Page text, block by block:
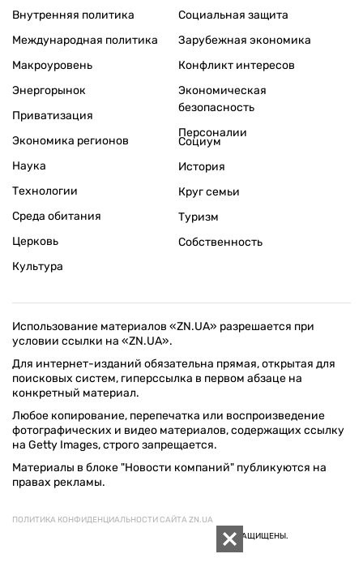
Внутренняя политика
Международная политика
Макроуровень
Энергорынок
Приватизация
Экономика регионов
Социальная защита
Зарубежная экономика
Конфликт интересов
Экономическая
безопасность
Персоналии
Наука
Технологии
Среда обитания
Церковь
Культура
Социум
История
Круг семьи
Туризм
Собственность
Использование материалов «ZN.UA» разрешается при
условии ссылки на «ZN.UA».
Для интернет-изданий обязательна прямая, открытая для
поисковых систем, гиперссылка в первом абзаце на
конкретный материал.
Любое копирование, перепечатка или воспроизведение
фотографических и видео материалов, содержащих ссылку
на Getty Images, строго запрещается.
Материалы в блоке "Новости компаний" публикуются на
правах рекламы.
ПОЛИТИКА КОНФИДЕНЦИАЛЬНОСТИ САЙТА ZN.UA
© 1994–2026 «ЗЕРКАЛО НЕДЕЛИ. УКРАИНА». ВСЕ ПРАВА ЗАЩИЩЕНЫ.